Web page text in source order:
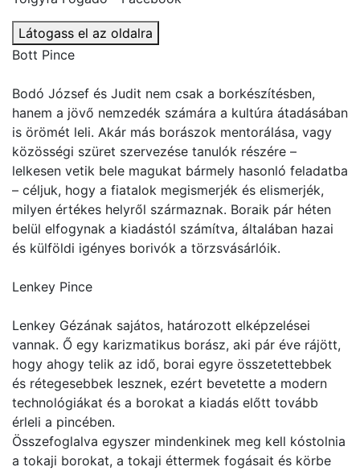
Látogass el az oldalra
Bott Pince
Bodó József és Judit nem csak a borkészítésben,
hanem a jövő nemzedék számára a kultúra átadásában
is örömét leli. Akár más borászok mentorálása, vagy
közösségi szüret szervezése tanulók részére –
lelkesen vetik bele magukat bármely hasonló feladatba
– céljuk, hogy a fiatalok megismerjék és elismerjék,
milyen értékes helyről származnak. Boraik pár héten
belül elfogynak a kiadástól számítva, általában hazai
és külföldi igényes borivók a törzsvásárlóik.
Lenkey Pince
Lenkey Gézának sajátos, határozott elképzelései
vannak. Ő egy karizmatikus borász, aki pár éve rájött,
hogy ahogy telik az idő, borai egyre összetettebbek
és rétegesebbek lesznek, ezért bevetette a modern
technológiákat és a borokat a kiadás előtt tovább
érleli a pincében.
Összefoglalva egyszer mindenkinek meg kell kóstolnia
a tokaji borokat, a tokaji éttermek fogásait és körbe